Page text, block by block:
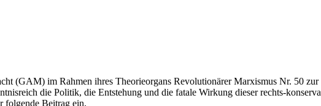
(GAM) im Rahmen ihres Theorieorgans Revolutionärer Marxismus Nr. 50 zur
die Politik, die Entstehung und die fatale Wirkung dieser rechts-
folgende Beitrag ein.